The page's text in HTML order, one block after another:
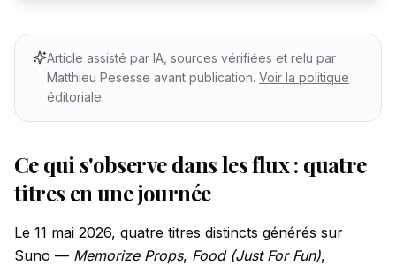
Article assisté par IA, sources vérifiées et relu par
Matthieu Pesesse avant publication. Voir la politique
éditoriale.
Ce qui s'observe dans les flux : quatre
titres en une journée
Le 11 mai 2026, quatre titres distincts générés sur
Suno — Memorize Props, Food (Just For Fun),